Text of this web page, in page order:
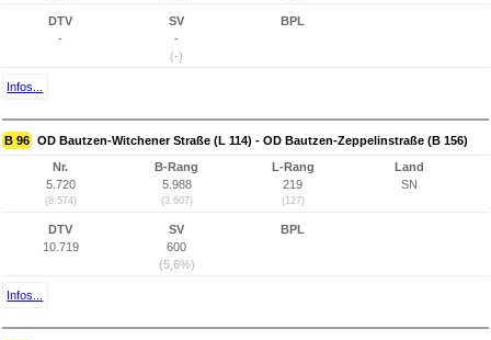
DTV
-
SV
-
(-)
BPL
Infos...
B 96 OD Bautzen-Witchener Straße (L 114) - OD Bautzen-Zeppelinstraße (B 156)
Nr.
5.720
(8.574)
B-Rang
5.988
(3.607)
L-Rang
219
(127)
Land
SN
DTV
10.719
SV
600
(5,6%)
BPL
Infos...